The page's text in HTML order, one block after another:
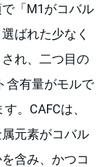
「M1がコバル
ばれた少なく
れ、二つ目の
含有量がモルで
。CAFCは、
元素がコバル
含み、かつコ